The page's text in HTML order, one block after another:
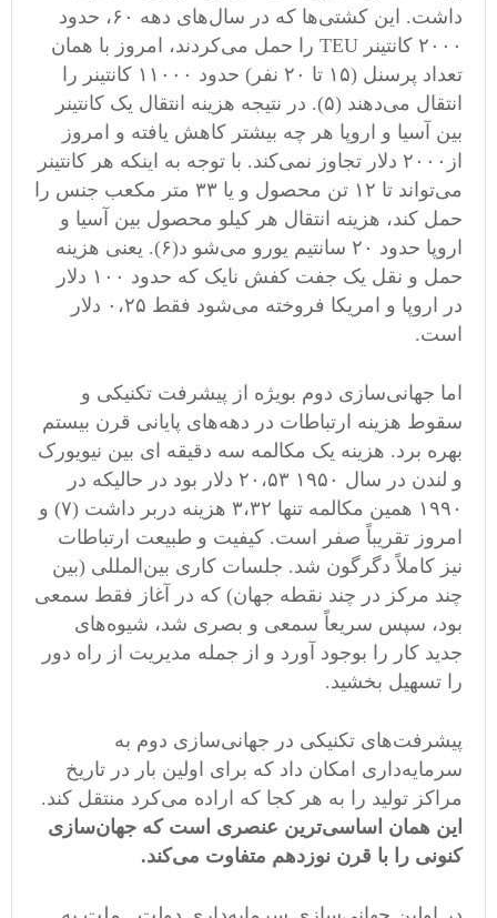
داشت. این کشتی‌ها که در سال‌های دهه ۶۰، حدود
۲۰۰۰ کانتینر TEU را حمل می‌کردند، امروز با همان
تعداد پرسنل (۱۵ تا ۲۰ نفر) حدود ۱۱۰۰۰ کانتینر را
انتقال می‌دهند (۵). در نتیجه هزینه انتقال یک کانتینر
بین آسیا و اروپا هر چه بیشتر کاهش یافته و امروز
از۲۰۰۰ دلار تجاوز نمی‌کند. با توجه به اینکه هر کانتینر
می‌تواند تا ۱۲ تن محصول و یا ۳۳ متر مکعب جنس را
حمل کند، هزینه انتقال هر کیلو محصول بین آسیا و
اروپا حدود ۲۰ سانتیم یورو می‌شو د(۶). یعنی هزینه
حمل و نقل یک جفت کفش نایک که حدود ۱۰۰ دلار
در اروپا و امریکا فروخته می‌شود فقط ۰،۲۵ دلار
است.
اما جهانی‌سازی دوم بویژه از پیشرفت تکنیکی و
سقوط هزینه ارتباطات در دهه‌های پایانی قرن بیستم
بهره برد. هزینه یک مکالمه سه دقیقه ای بین نیویورک
و لندن در سال ۱۹۵۰ ۲۰،۵۳ دلار بود در حالیکه در
۱۹۹۰ همین مکالمه تنها ۳،۳۲ هزینه دربر داشت (۷) و
امروز تقریباً صفر است. کیفیت و طبیعت ارتباطات
نیز کاملاً دگرگون شد. جلسات کاری بین‌المللی (بین
چند مرکز در چند نقطه جهان) که در آغاز فقط سمعی
بود، سپس سریعاً سمعی و بصری شد، شیوه‌های
جدید کار را بوجود آورد و از جمله مدیریت از راه دور
را تسهیل بخشید.
پیشرفت‌های تکنیکی در جهانی‌سازی دوم به
سرمایه‌داری امکان داد که برای اولین بار در تاریخ
مراکز تولید را به هر کجا که اراده می‌کرد منتقل کند.
این همان اساسی‌ترین عنصری است که جهان‌سازی
کنونی را با قرن نوزدهم متفاوت می‌کند.